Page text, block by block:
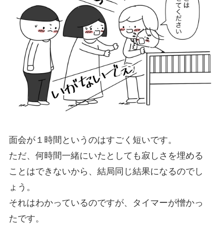
面会が１時間というのはすごく短いです。
ただ、何時間一緒にいたとしても寂しさを埋める
ことはできないから、結局同じ結果になるのでし
ょう。
それはわかっているのですが、タイマーが憎かっ
たです。